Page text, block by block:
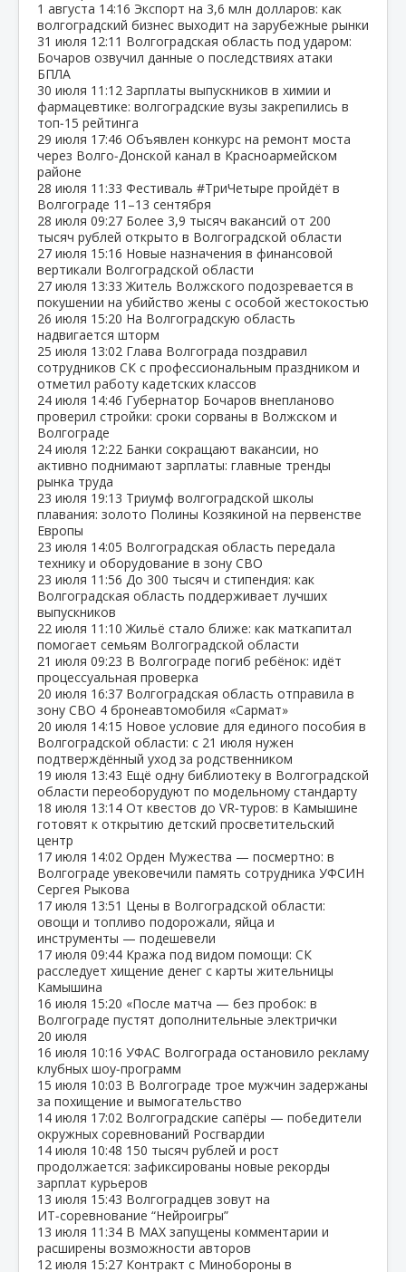
1 августа 14:16 Экспорт на 3,6 млн долларов: как
волгоградский бизнес выходит на зарубежные рынки
31 июля 12:11 Волгоградская область под ударом:
Бочаров озвучил данные о последствиях атаки
БПЛА
30 июля 11:12 Зарплаты выпускников в химии и
фармацевтике: волгоградские вузы закрепились в
топ‑15 рейтинга
29 июля 17:46 Объявлен конкурс на ремонт моста
через Волго‑Донской канал в Красноармейском
районе
28 июля 11:33 Фестиваль #ТриЧетыре пройдёт в
Волгограде 11–13 сентября
28 июля 09:27 Более 3,9 тысяч вакансий от 200
тысяч рублей открыто в Волгоградской области
27 июля 15:16 Новые назначения в финансовой
вертикали Волгоградской области
27 июля 13:33 Житель Волжского подозревается в
покушении на убийство жены с особой жестокостью
26 июля 15:20 На Волгоградскую область
надвигается шторм
25 июля 13:02 Глава Волгограда поздравил
сотрудников СК с профессиональным праздником и
отметил работу кадетских классов
24 июля 14:46 Губернатор Бочаров внепланово
проверил стройки: сроки сорваны в Волжском и
Волгограде
24 июля 12:22 Банки сокращают вакансии, но
активно поднимают зарплаты: главные тренды
рынка труда
23 июля 19:13 Триумф волгоградской школы
плавания: золото Полины Козякиной на первенстве
Европы
23 июля 14:05 Волгоградская область передала
технику и оборудование в зону СВО
23 июля 11:56 До 300 тысяч и стипендия: как
Волгоградская область поддерживает лучших
выпускников
22 июля 11:10 Жильё стало ближе: как маткапитал
помогает семьям Волгоградской области
21 июля 09:23 В Волгограде погиб ребёнок: идёт
процессуальная проверка
20 июля 16:37 Волгоградская область отправила в
зону СВО 4 бронеавтомобиля «Сармат»
20 июля 14:15 Новое условие для единого пособия в
Волгоградской области: с 21 июля нужен
подтверждённый уход за родственником
19 июля 13:43 Ещё одну библиотеку в Волгоградской
области переоборудуют по модельному стандарту
18 июля 13:14 От квестов до VR‑туров: в Камышине
готовят к открытию детский просветительский
центр
17 июля 14:02 Орден Мужества — посмертно: в
Волгограде увековечили память сотрудника УФСИН
Сергея Рыкова
17 июля 13:51 Цены в Волгоградской области:
овощи и топливо подорожали, яйца и
инструменты — подешевели
17 июля 09:44 Кража под видом помощи: СК
расследует хищение денег с карты жительницы
Камышина
16 июля 15:20 «После матча — без пробок: в
Волгограде пустят дополнительные электрички
20 июля
16 июля 10:16 УФАС Волгограда остановило рекламу
клубных шоу‑программ
15 июля 10:03 В Волгограде трое мужчин задержаны
за похищение и вымогательство
14 июля 17:02 Волгоградские сапёры — победители
окружных соревнований Росгвардии
14 июля 10:48 150 тысяч рублей и рост
продолжается: зафиксированы новые рекорды
зарплат курьеров
13 июля 15:43 Волгоградцев зовут на
ИТ‑соревнование “Нейроигры”
13 июля 11:34 В МАХ запущены комментарии и
расширены возможности авторов
12 июля 15:27 Контракт с Минобороны в